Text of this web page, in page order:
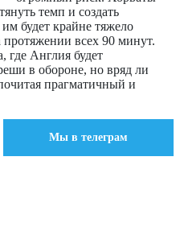
темп и создать
будет крайне тяжело
протяжении всех 90 минут.
где Англия будет
в обороне, но вряд ли
прагматичный и
Мы в телеграм